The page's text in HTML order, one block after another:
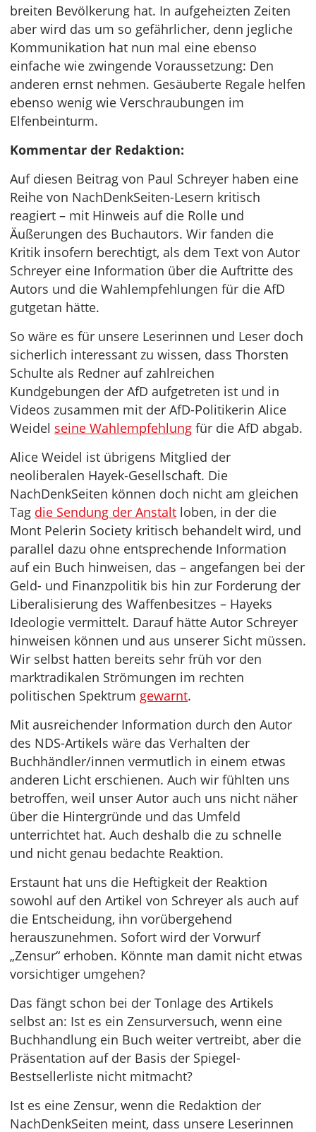
breiten Bevölkerung hat. In aufgeheizten Zeiten
aber wird das um so gefährlicher, denn jegliche
Kommunikation hat nun mal eine ebenso
einfache wie zwingende Voraussetzung: Den
anderen ernst nehmen. Gesäuberte Regale helfen
ebenso wenig wie Verschraubungen im
Elfenbeinturm.
Kommentar der Redaktion:
Auf diesen Beitrag von Paul Schreyer haben eine
Reihe von NachDenkSeiten-Lesern kritisch
reagiert – mit Hinweis auf die Rolle und
Äußerungen des Buchautors. Wir fanden die
Kritik insofern berechtigt, als dem Text von Autor
Schreyer eine Information über die Auftritte des
Autors und die Wahlempfehlungen für die AfD
gutgetan hätte.
So wäre es für unsere Leserinnen und Leser doch
sicherlich interessant zu wissen, dass Thorsten
Schulte als Redner auf zahlreichen
Kundgebungen der AfD aufgetreten ist und in
Videos zusammen mit der AfD-Politikerin Alice
Weidel seine Wahlempfehlung für die AfD abgab.
Alice Weidel ist übrigens Mitglied der
neoliberalen Hayek-Gesellschaft. Die
NachDenkSeiten können doch nicht am gleichen
Tag die Sendung der Anstalt loben, in der die
Mont Pelerin Society kritisch behandelt wird, und
parallel dazu ohne entsprechende Information
auf ein Buch hinweisen, das – angefangen bei der
Geld- und Finanzpolitik bis hin zur Forderung der
Liberalisierung des Waffenbesitzes – Hayeks
Ideologie vermittelt. Darauf hätte Autor Schreyer
hinweisen können und aus unserer Sicht müssen.
Wir selbst hatten bereits sehr früh vor den
marktradikalen Strömungen im rechten
politischen Spektrum gewarnt.
Mit ausreichender Information durch den Autor
des NDS-Artikels wäre das Verhalten der
Buchhändler/innen vermutlich in einem etwas
anderen Licht erschienen. Auch wir fühlten uns
betroffen, weil unser Autor auch uns nicht näher
über die Hintergründe und das Umfeld
unterrichtet hat. Auch deshalb die zu schnelle
und nicht genau bedachte Reaktion.
Erstaunt hat uns die Heftigkeit der Reaktion
sowohl auf den Artikel von Schreyer als auch auf
die Entscheidung, ihn vorübergehend
herauszunehmen. Sofort wird der Vorwurf
„Zensur“ erhoben. Könnte man damit nicht etwas
vorsichtiger umgehen?
Das fängt schon bei der Tonlage des Artikels
selbst an: Ist es ein Zensurversuch, wenn eine
Buchhandlung ein Buch weiter vertreibt, aber die
Präsentation auf der Basis der Spiegel-
Bestsellerliste nicht mitmacht?
Ist es eine Zensur, wenn die Redaktion der
NachDenkSeiten meint, dass unsere Leserinnen